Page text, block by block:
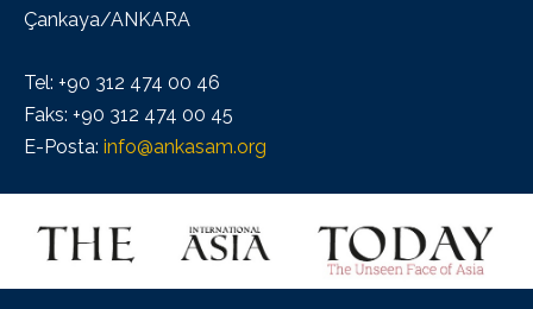
Çankaya/ANKARA
Tel: +90 312 474 00 46
Faks: +90 312 474 00 45
E-Posta: info@ankasam.org